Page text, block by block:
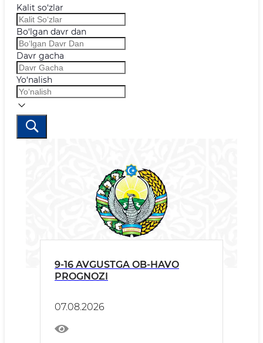
Kalit so‘zlar
Bo‘lgan davr dan
Davr gacha
Yo‘nalish
9-16 AVGUSTGA OB-HAVO
PROGNOZI
07.08.2026